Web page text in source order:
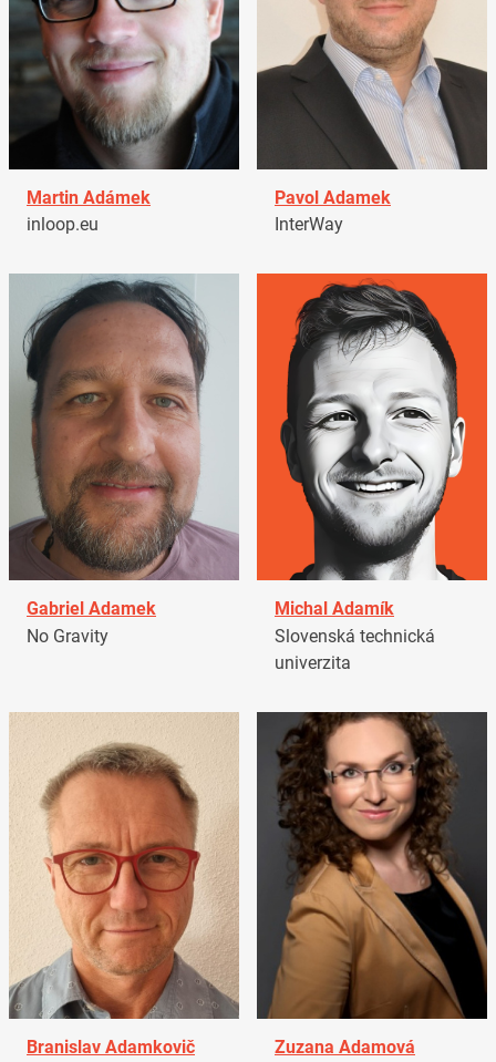
Martin Adámek
inloop.eu
Pavol Adamek
InterWay
Gabriel Adamek
No Gravity
Michal Adamík
Slovenská technická
univerzita
Branislav Adamkovič
Zuzana Adamová